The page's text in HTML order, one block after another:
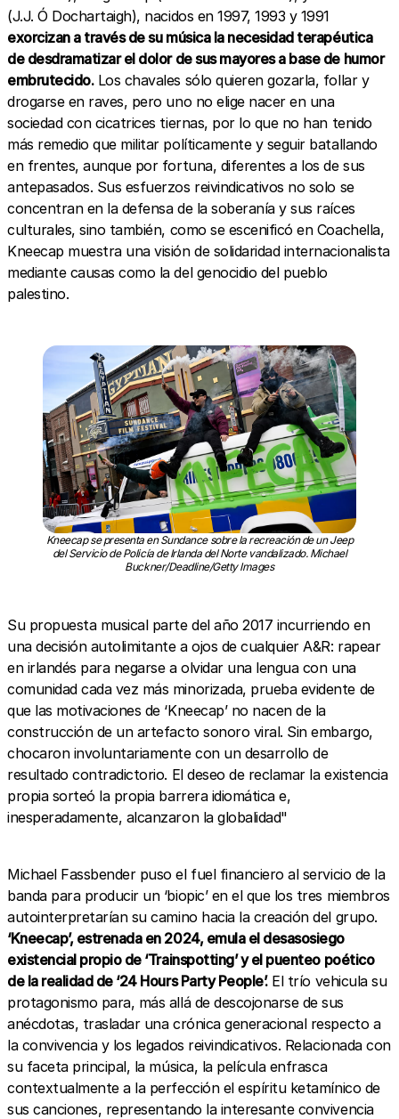
(J.J. Ó Dochartaigh), nacidos en 1997, 1993 y 1991
exorcizan a través de su música la necesidad terapéutica
de desdramatizar el dolor de sus mayores a base de humor
embrutecido.Los chavales sólo quieren gozarla, follar y
drogarse en raves, pero uno no elige nacer en una
sociedad con cicatrices tiernas, por lo que no han tenido
más remedio que militar políticamente y seguir batallando
en frentes, aunque por fortuna, diferentes a los de sus
antepasados. Sus esfuerzos reivindicativos no solo se
concentran en la defensa de la soberanía y sus raíces
culturales, sino también, como se escenificó en Coachella,
Kneecap muestra una visión de solidaridad internacionalista
mediante causas como la del genocidio del pueblo
palestino.
Kneecap se presenta en Sundance sobre la recreación de un Jeep
del Servicio de Policía de Irlanda del Norte vandalizado. Michael
Buckner/Deadline/Getty Images
Su propuesta musical parte del año 2017 incurriendo en
una decisión autolimitante a ojos de cualquier A&R: rapear
en irlandés para negarse a olvidar una lengua con una
comunidad cada vez más minorizada, prueba evidente de
que las motivaciones de ‘Kneecap’ no nacen de la
construcción de un artefacto sonoro viral. Sin embargo,
chocaron involuntariamente con un desarrollo de
resultado contradictorio. El deseo de reclamar la existencia
propia sorteó la propia barrera idiomática e,
inesperadamente, alcanzaron la globalidad"
Michael Fassbender puso el fuel financiero al servicio de la
banda para producir un ‘biopic’ en el que los tres miembros
autointerpretarían su camino hacia la creación del grupo.
‘Kneecap’, estrenada en 2024, emula el desasosiego
existencial propio de ‘Trainspotting’ y el puenteo poético
de la realidad de ‘24 Hours Party People’.El trío vehicula su
protagonismo para, más allá de descojonarse de sus
anécdotas, trasladar una crónica generacional respecto a
la convivencia y los legados reivindicativos. Relacionada con
su faceta principal, la música, la película enfrasca
contextualmente a la perfección el espíritu ketamínico de
sus canciones, representando la interesante convivencia